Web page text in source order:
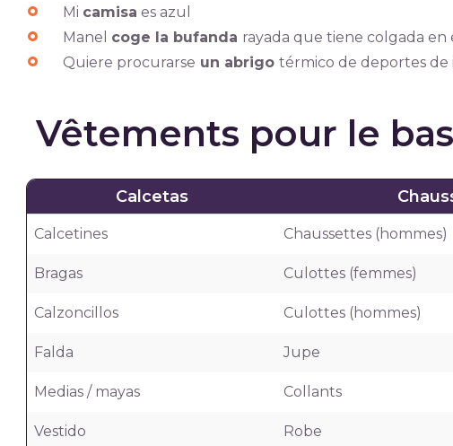
Mi camisa es azul
Manel coge la bufanda rayada que tiene colgada en
Quiere procurarse un abrigo térmico de deportes
Vêtements pour le
Calcetas
Calcetines Chaussettes (hommes)
Bragas Culottes (femmes)
Calzoncillos Culottes (hommes)
Falda Jupe
Medias / mayas Collants
Vestido Robe